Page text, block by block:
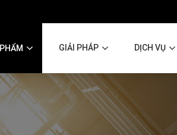
GIẢI PHÁP DỊCH VỤ